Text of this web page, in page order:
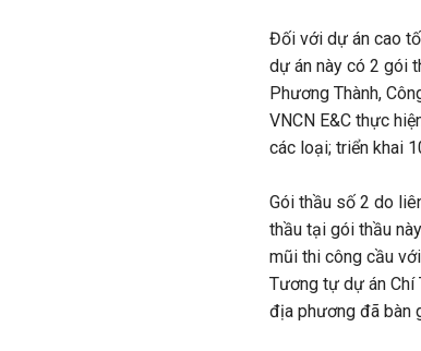
Đối với dự án cao
dự án này có 2 gói
Phương Thành,
VNCN E&C thực
các loại; triển khai
Gói thầu số 2 do
thầu tại gói thầu
mũi thi công cầu
Tương tự dự án Chí
địa phương đã bàn